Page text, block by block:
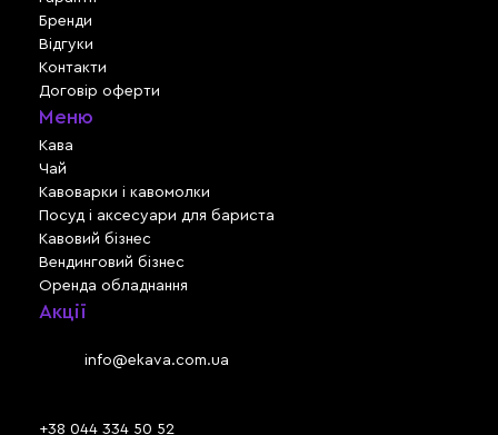
Бренди
Відгуки
Контакти
Договір оферти
Меню
Кава
Чай
Кавоварки і кавомолки
Посуд і аксесуари для бариста
Кавовий бізнес
Вендинговий бізнес
Оренда обладнання
Акції
info@ekava.com.ua
+38 044 334 50 52